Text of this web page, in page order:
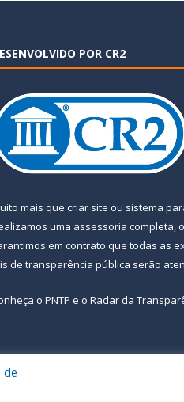
POR CR2
mais que criar site ou sistema
uma assessoria completa,
em contrato que todas as
de transparência pública serão
o PNTP e o Radar da
de